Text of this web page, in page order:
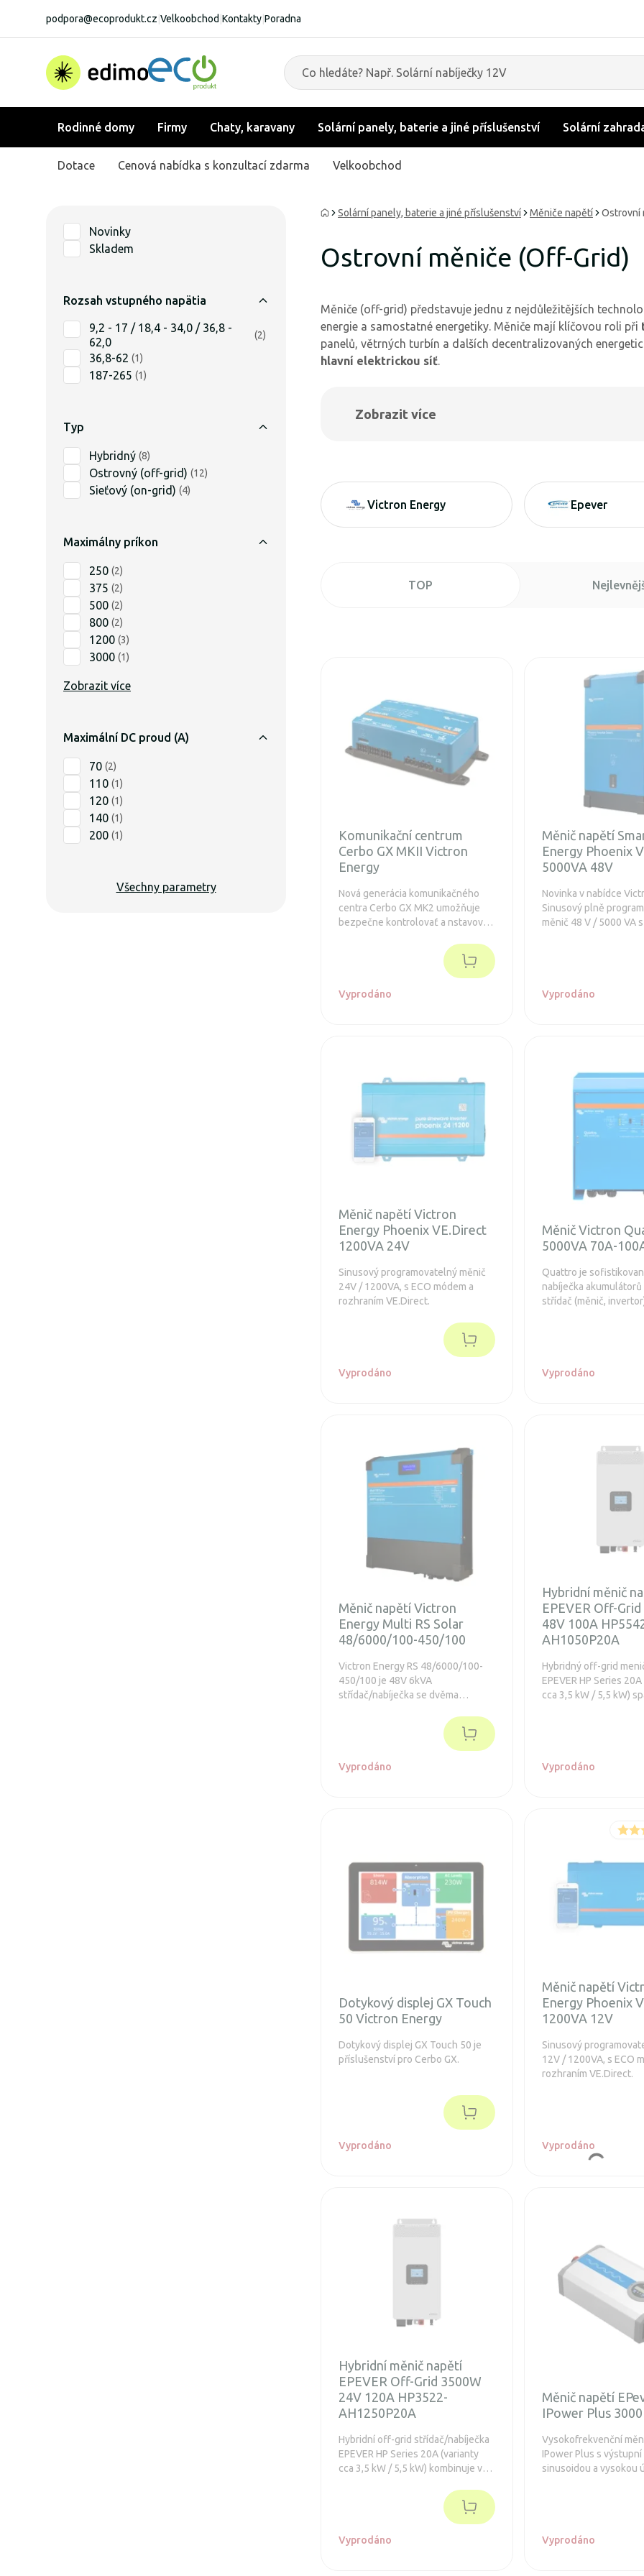
podpora@ecoprodukt.cz Velkoobchod Kontakty Poradna
Rodinné domy Firmy Chaty, karavany Solární panely, baterie a jiné příslušenství Solární
Dotace Cenová nabídka s konzultací zdarma Velkoobchod
Novinky
Skladem
Rozsah vstupného napätia
9,2 - 17 / 18,4 - 34,0 / 36,8 -
62,0
(2)
36,8-62 (1)
187-265 (1)
Typ
Hybridný (8)
Ostrovný (off-grid) (12)
Sieťový (on-grid) (4)
Maximálny príkon
250 (2)
375 (2)
500 (2)
800 (2)
1200 (3)
3000 (1)
Zobrazit více
Maximální DC proud (A)
70 (2)
110 (1)
120 (1)
140 (1)
200 (1)
Všechny parametry
Solární panely, baterie a jiné příslušenství Měniče napětí Ostrovní
Ostrovní měniče (Off-Grid)
Měniče (off-grid) představuje jednu z nejdůležitějších
energie a samostatné energetiky. Měniče mají klíčovou roli při
panelů, větrných turbín a dalších decentralizovaných
hlavní elektrickou síť.
Zobrazit více
Victron Energy Epever
TOP
Komunikační centrum
Cerbo GX MKII Victron
Energy
Nová generácia komunikačného
centra Cerbo GX MK2 umožňuje
bezpečne kontrolovať a nstavovať
maximalizuje jeho výkon.
Vyprodáno
Měnič napětí
Energy Phoenix
5000VA 48V
Novinka v nabídce
Sinusový plně
měnič 48 V / 5000 VA s
bezdrátovým
Vyprodáno
Měnič napětí Victron
Energy Phoenix VE.Direct
1200VA 24V
Sinusový programovatelný měnič
24V / 1200VA, s ECO módem a
rozhraním VE.Direct.
Vyprodáno
Měnič Victron
5000VA 70A-
Quattro je
nabíječka akumulátorů
střídač (měnič,
výstupním napětím a
(generátorem) a
Vyprodáno
Měnič napětí Victron
Energy Multi RS Solar
48/6000/100-450/100
Victron Energy RS 48/6000/100-
450/100 je 48V 6kVA
střídač/nabíječka se dvěma
sledovacími vstupy pro celkový
Vyprodáno
Hybridní měnič
EPEVER Off-
48V 100A
AH1050P20A
Hybridný off-grid
EPEVER HP Series
cca 3,5 kW / 5,5 kW)
MPPT solárne
z distribučnej siete
generátora – pre
domu, dielne aj
účinnosťou sledovania
s batériou aj bez
batérií - Paralelná
12 jednotiek, možnosť
aj 3-fázového
displej, RS485/
moduly Wi-Fi/4G/TCP
Vyprodáno
Dotykový displej GX Touch
50 Victron Energy
Dotykový displej GX Touch 50 je
příslušenství pro Cerbo GX.
Vyprodáno
Měnič napětí
Energy Phoenix
1200VA 12V
Sinusový
12V / 1200VA, s ECO
rozhraním VE.Direct.
Vyprodáno
Hybridní měnič napětí
EPEVER Off-Grid 3500W
24V 120A HP3522-
AH1250P20A
Hybridní off-grid střídač/nabíječka
EPEVER HP Series 20A (varianty
cca 3,5 kW / 5,5 kW) kombinuje v
sinusovou vlnou, solární nabíjení
MPPT a nabíjení z rozvodné sítě
nebo generátoru – pro stabilní
napájení vašeho domu, dílny a
Vyprodáno
Měnič napětí
IPower Plus
Vysokofrekvenční
IPower Plus s
sinusoidou a vysokou
pro snadné
Vyprodáno